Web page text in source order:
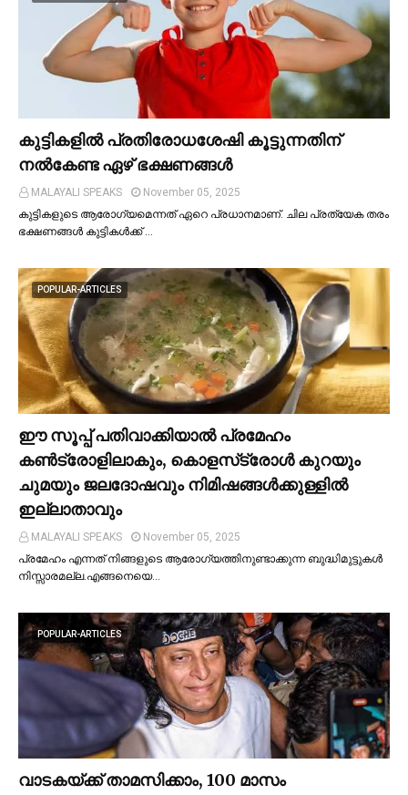
കുട്ടികളില്‍ പ്രതിരോധശേഷി കൂട്ടുന്നതിന്
നല്‍കേണ്ട ഏഴ് ഭക്ഷണങ്ങള്‍
MALAYALI SPEAKS
November 05, 2025
കുട്ടികളുടെ ആരോഗ്യമെന്നത് ഏറെ പ്രധാനമാണ്. ചില പ്രത്യേക തരം
ഭക്ഷണങ്ങള്‍ കുട്ടികള്‍ക്ക് …
POPULAR-ARTICLES
ഈ സൂപ്പ് പതിവാക്കിയാല്‍ പ്രമേഹം
കണ്‍ട്രോളിലാകും, കൊളസ്‌ട്രോള്‍ കുറയും
ചുമയും ജലദോഷവും നിമിഷങ്ങള്‍ക്കുള്ളില്‍
ഇല്ലാതാവും
MALAYALI SPEAKS
November 05, 2025
പ്രമേഹം എന്നത് നിങ്ങളുടെ ആരോഗ്യത്തിനുണ്ടാക്കുന്ന ബുദ്ധിമുട്ടുകള്‍
നിസ്സാരമല്ല.എങ്ങനെയെ…
POPULAR-ARTICLES
വാടകയ്ക്ക് താമസിക്കാം, 100 മാസം